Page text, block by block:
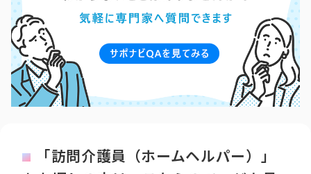
「訪問介護員（ホームヘルパー）」